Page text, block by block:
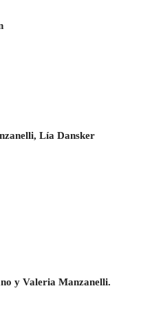
Lía Dansker
y Valeria Manzanelli.